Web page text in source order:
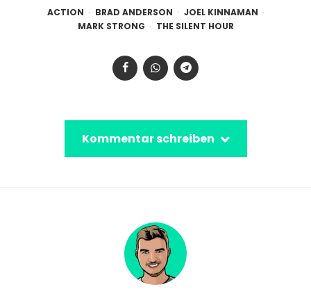
ACTION BRAD ANDERSON
JOEL KINNAMAN
MARK STRONG
THE SILENT HOUR
Kommentar schreiben